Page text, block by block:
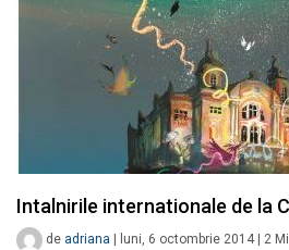
Intalnirile internationale de la
de adriana luni, 6 octombrie 2014 2